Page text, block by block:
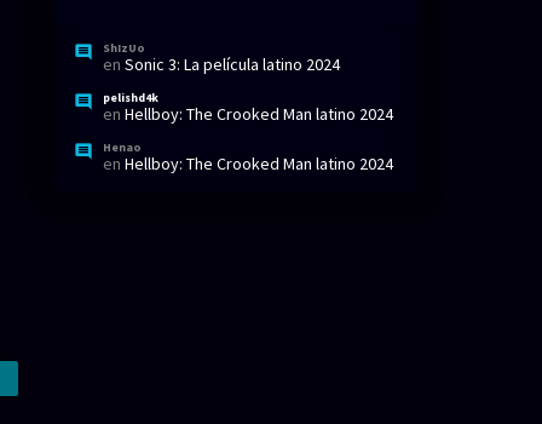
ShIzUo
en Sonic 3: La película latino 2024
pelishd4k
en Hellboy: The Crooked Man latino 2024
Henao
en Hellboy: The Crooked Man latino 2024